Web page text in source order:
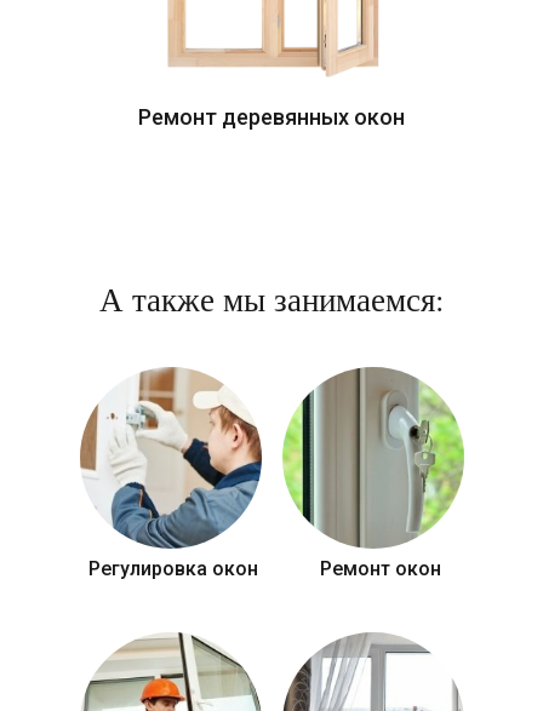
Ремонт деревянных окон
А также мы занимаемся:
Регулировка окон Ремонт окон